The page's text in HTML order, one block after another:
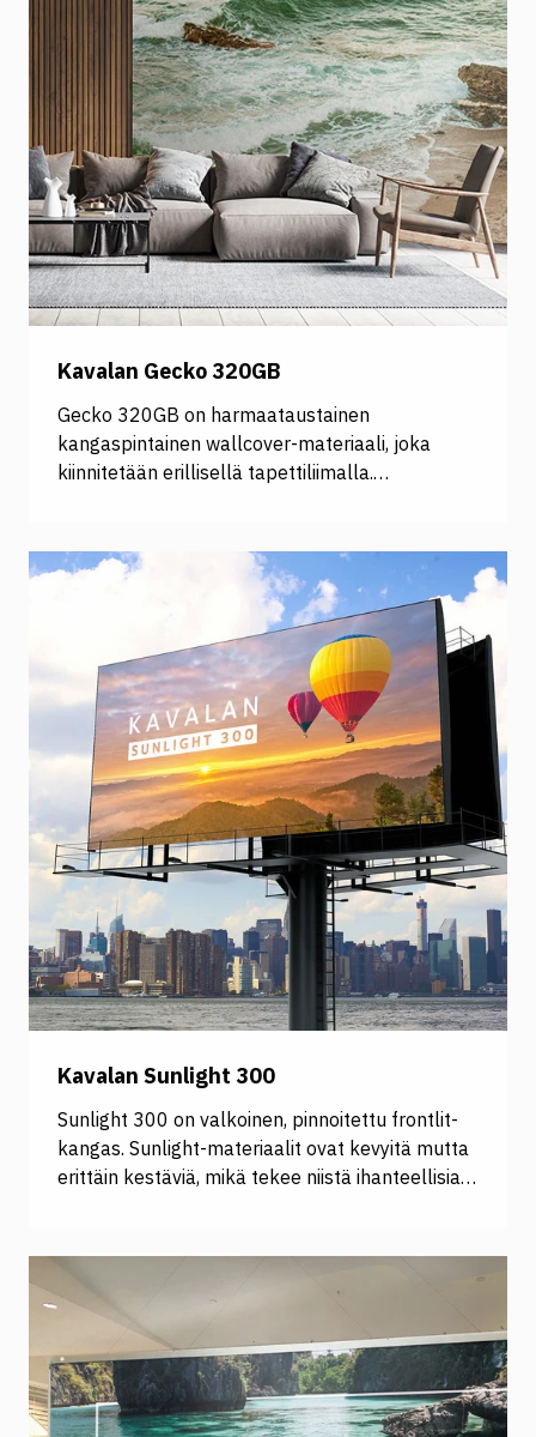
Kavalan Gecko 320GB
Gecko 320GB on harmaataustainen
kangaspintainen wallcover-materiaali, joka
kiinnitetään erillisellä tapettiliimalla.
monenlaisiin seinäpintoihin, riippumatta niiden
kunnosta. Gecko on helposti puhdistettava ja
kestävä materiaali, joka sopii erinomaisesti
myös roll-uppeihin, seinä- ja kattopintoihin sekä
erilaisiin display-ratkaisuihin. Ominaisuudet
tekevät Gecko 320GB:sta erinomaisen valinnan
monenlaisiin sisustus- ja mainontaratkaisuihin.
Kavalan Sunlight 300
Sunlight 300 on valkoinen, pinnoitettu frontlit-
kangas. Sunlight-materiaalit ovat kevyitä mutta
erittäin kestäviä, mikä tekee niistä ihanteellisia
uppeihin ja displayhin, kyltteihin ja suuriin
pintoihin. Sunlight-materiaali on erinomainen
valinta sekä lyhytaikaisiin että pitkäaikaisiin
kampanjoihin sisä- ja ulkokäytössä. Erityisesti
Sunlight 300 on suunniteltu kestämään
kovempia sääolosuhteita. Sunglight-